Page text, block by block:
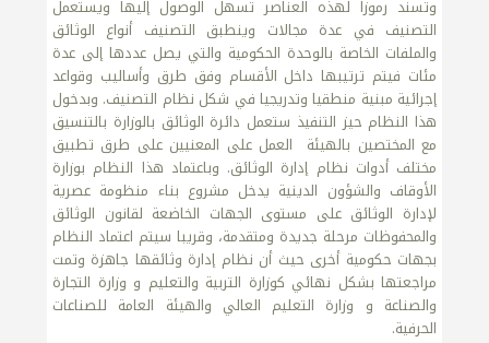
وتسند رموزا لهذه العناصر تسهل الوصول إليها ويستعمل
التصنيف في عدة مجالات وينطبق التصنيف أنواع الوثائق
والملفات الخاصة بالوحدة الحكومية والتي يصل عددها إلى عدة
مئات فيتم ترتيبها داخل الأقسام وفق طرق وأساليب وقواعد
إجرائية مبنية منطقيا وتدريجيا في شكل نظام التصنيف. وبدخول
هذا النظام حيز التنفيذ ستعمل دائرة الوثائق بالوزارة بالتنسيق
مع المختصين بالهيئة العمل على المعنيين على طرق تطبيق
مختلف أدوات نظام إدارة الوثائق. وباعتماد هذا النظام بوزارة
الأوقاف والشؤون الدينية يدخل مشروع بناء منظومة عصرية
لإدارة الوثائق على مستوى الجهات الخاضعة لقانون الوثائق
والمحفوظات مرحلة جديدة ومتقدمة، وقريبا سيتم اعتماد النظام
بجهات حكومية أخرى حيث أن نظام إدارة وثائقها جاهزة وتمت
مراجعتها بشكل نهائي كوزارة التربية والتعليم و وزارة التجارة
والصناعة و وزارة التعليم العالي والهيئة العامة للصناعات
الحرفية.